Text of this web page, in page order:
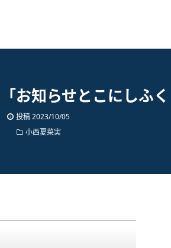
お知らせとこにしふく
投稿2023/10/05
小西夏菜実